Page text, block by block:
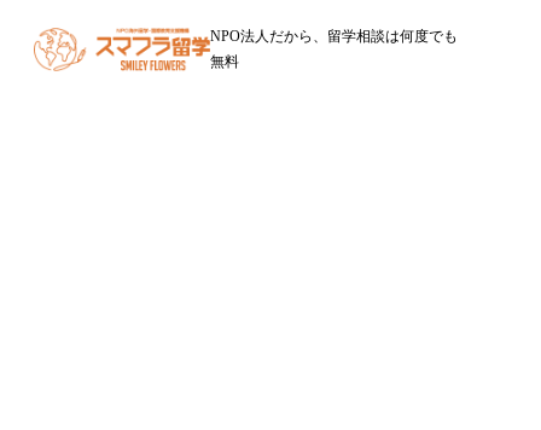
NPO法人だから、留学相談は何度でも
無料